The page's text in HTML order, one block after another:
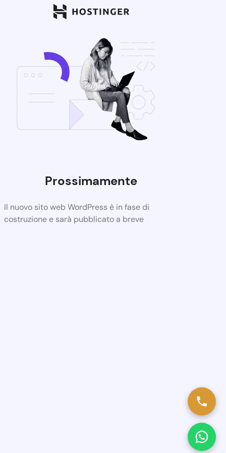
Prossimamente
Il nuovo sito web WordPress è in fase di
costruzione e sarà pubblicato a breve